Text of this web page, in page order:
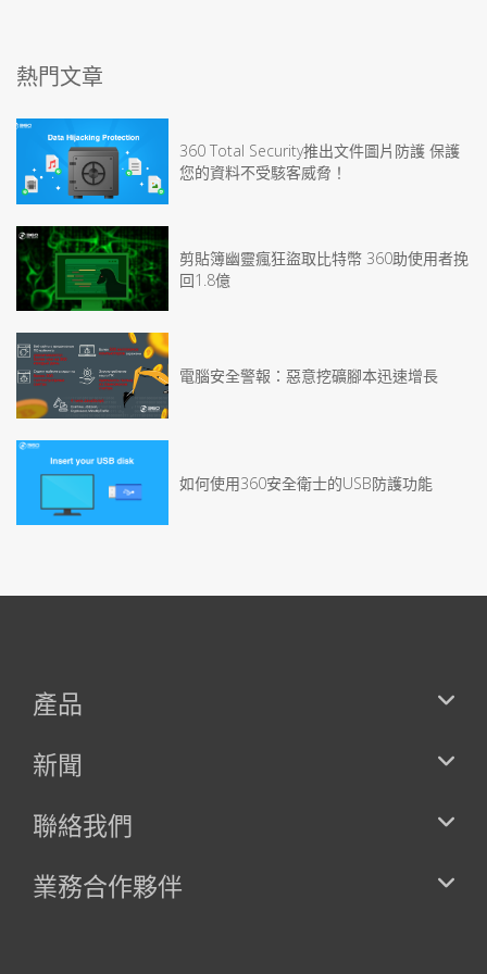
熱門文章
360 Total Security推出文件圖片防護 保護
您的資料不受駭客威脅！
剪貼簿幽靈瘋狂盜取比特幣 360助使用者挽
回1.8億
電腦安全警報：惡意挖礦腳本迅速增長
如何使用360安全衛士的USB防護功能
產品
新聞
聯絡我們
業務合作夥伴